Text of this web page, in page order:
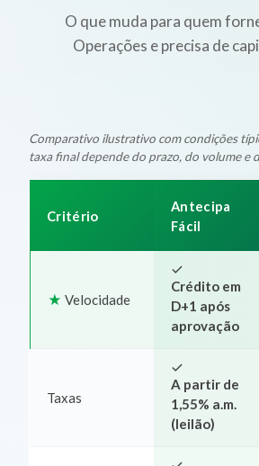
O que muda para quem
Operações e precisa de
Comparativo ilustrativo com condições
taxa final depende do prazo, do volume e
Critério
Antecipa
Fácil
Velocidade
Crédito em
D+1 após
aprovação
Taxas
A partir de
1,55% a.m.
(leilão)